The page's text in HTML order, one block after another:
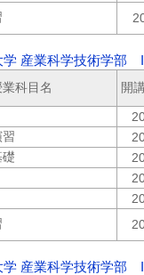
学 産業科学技術学
業科目名 開
学 産業科学技術学